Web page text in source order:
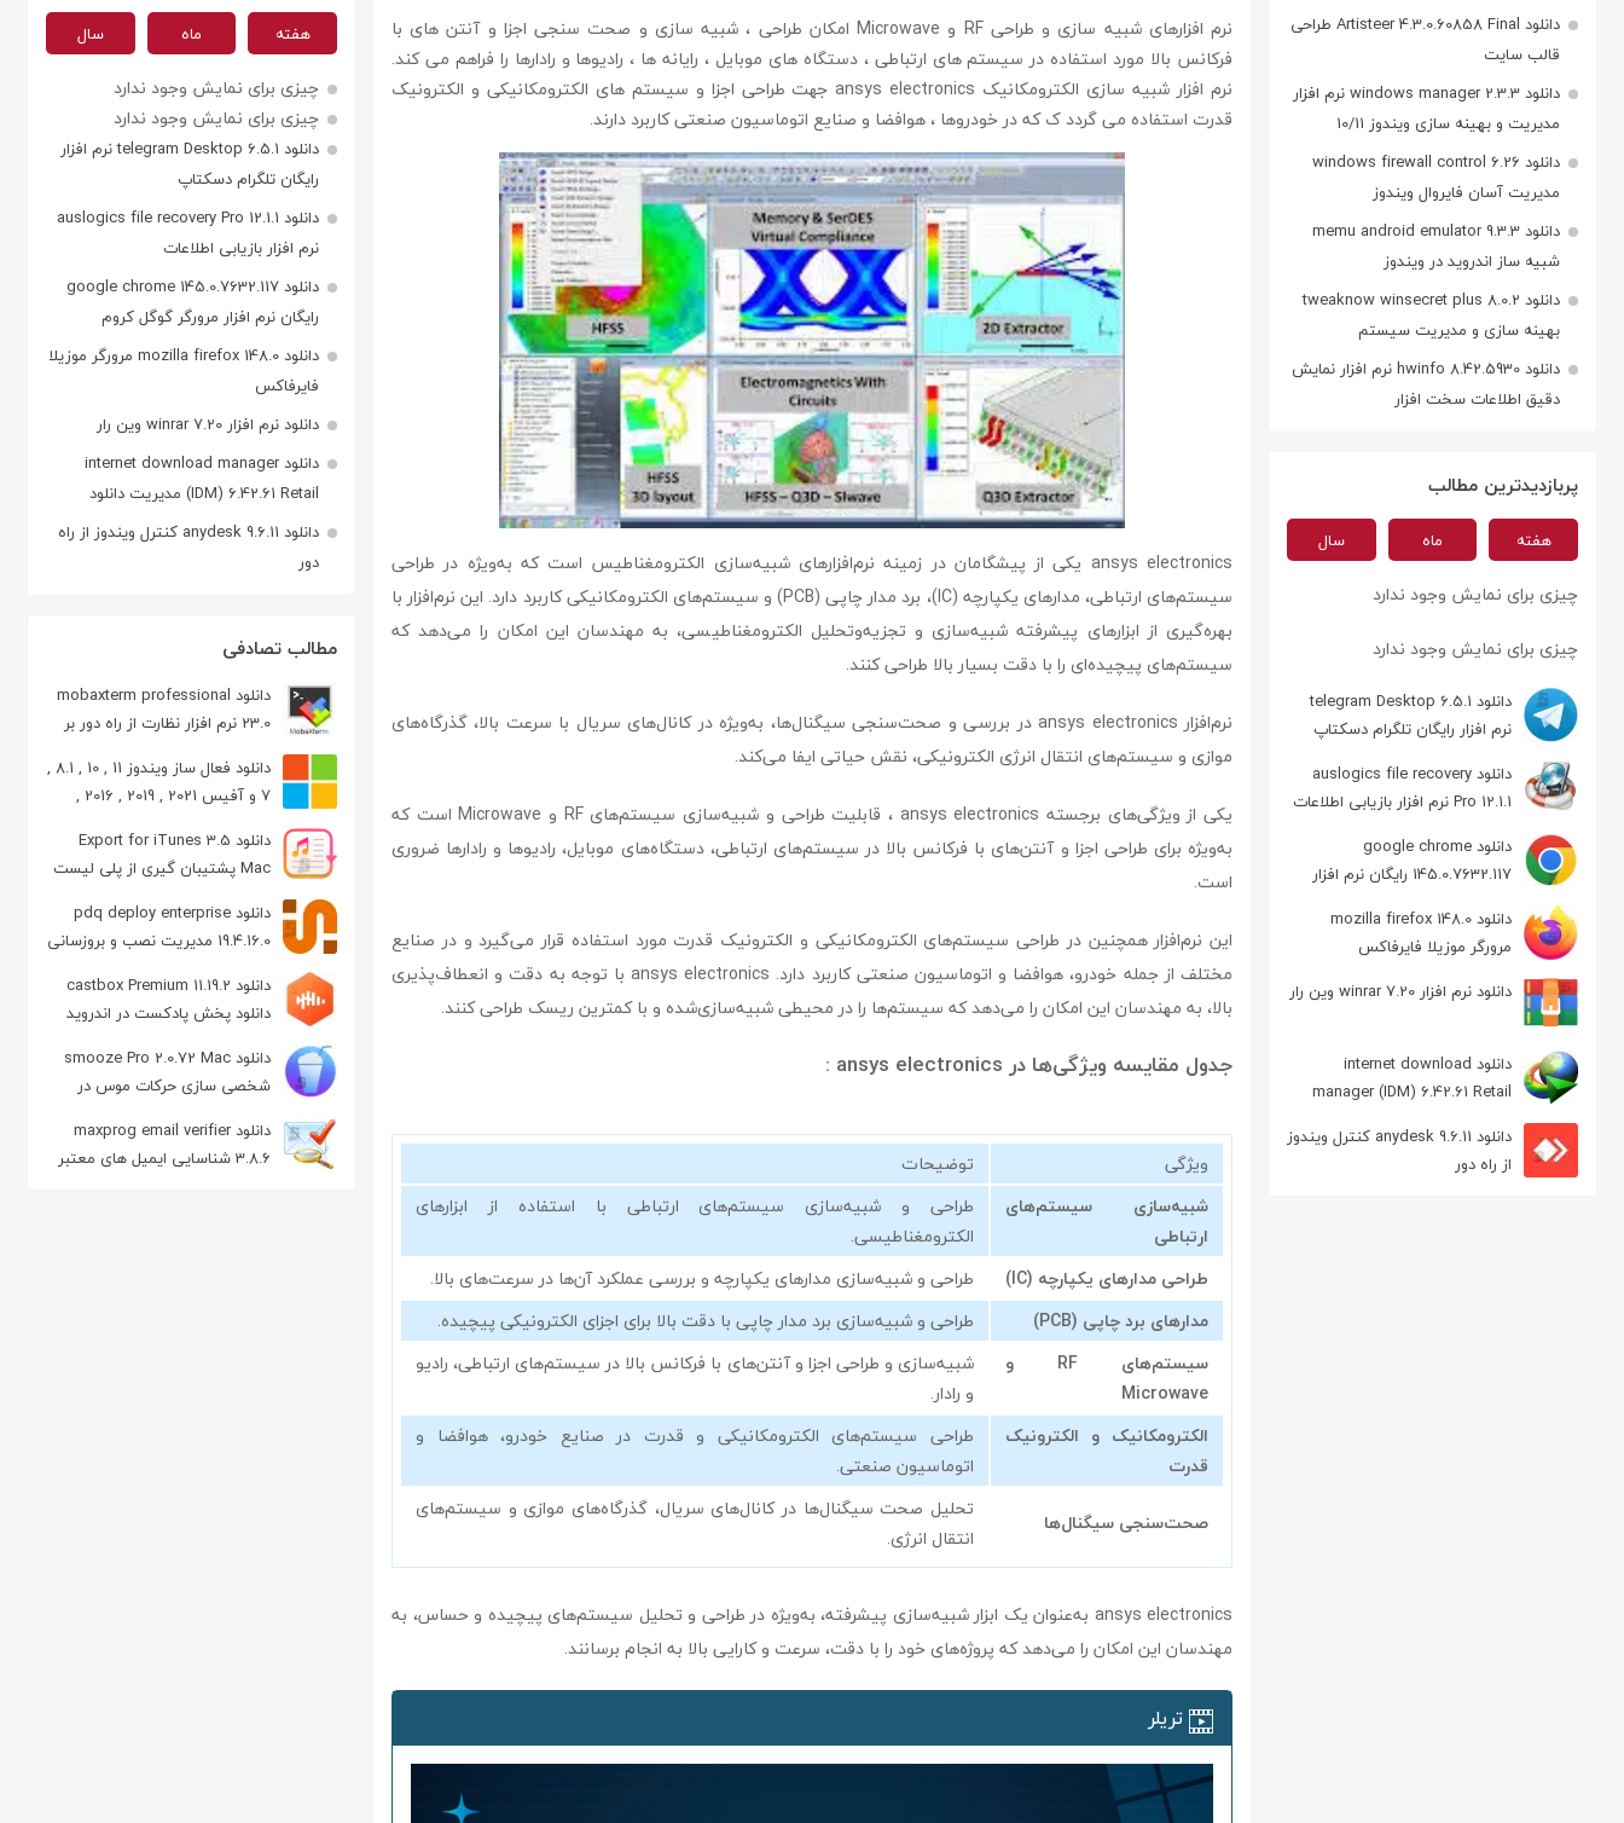
دانلود Artisteer 4.3.0.60858 Final طراحی
قالب سایت
دانلود windows manager 2.3.3 نرم افزار
مدیریت و بهینه سازی ویندوز 10/11
دانلود windows firewall control 6.26
مدیریت آسان فایروال ویندوز
دانلود memu android emulator 9.3.3
شبیه ساز اندروید در ویندوز
دانلود tweaknow winsecret plus 8.0.2
بهینه سازی و مدیریت سیستم
دانلود hwinfo 8.42.5930 نرم افزار نمایش
دقیق اطلاعات سخت افزار
پربازدیدترین مطالب
هفته ماه سال
چیزی برای نمایش وجود ندارد
چیزی برای نمایش وجود ندارد
دانلود telegram Desktop 6.5.1
نرم افزار رایگان تلگرام دسکتاپ
دانلود auslogics file recovery
Pro 12.1.1 نرم افزار بازیابی اطلاعات
دانلود google chrome
145.0.7632.117 رایگان نرم افزار
مرورگر گوگل کروم
دانلود mozilla firefox 148.0
مرورگر موزیلا فایرفاکس
دانلود نرم افزار winrar 7.20 وین رار
دانلود internet download
manager (IDM) 6.42.61 Retail
مدیریت دانلود
دانلود anydesk 9.6.11 کنترل ویندوز
از راه دور
نرم افزارهای شبیه سازی و طراحی RF و Microwave امکان طراحی ، شبیه سازی و صحت سنجی اجزا و آنتن های با
فرکانس بالا مورد استفاده در سیستم های ارتباطی ، دستگاه های موبایل ، رایانه ها ، رادیوها و رادارها را فراهم می کند.
نرم افزار شبیه سازی الکترومکانیک ansys electronics جهت طراحی اجزا و سیستم های الکترومکانیکی و الکترونیک
قدرت استفاده می گردد ک که در خودروها ، هوافضا و صنایع اتوماسیون صنعتی کاربرد دارند.
ansys electronics یکی از پیشگامان در زمینه نرم‌افزارهای شبیه‌سازی الکترومغناطیس است که به‌ویژه در طراحی
سیستم‌های ارتباطی، مدارهای یکپارچه (IC)، برد مدار چاپی (PCB) و سیستم‌های الکترومکانیکی کاربرد دارد. این نرم‌افزار با
بهره‌گیری از ابزارهای پیشرفته شبیه‌سازی و تجزیه‌وتحلیل الکترومغناطیسی، به مهندسان این امکان را می‌دهد که
سیستم‌های پیچیده‌ای را با دقت بسیار بالا طراحی کنند.
نرم‌افزار ansys electronics در بررسی و صحت‌سنجی سیگنال‌ها، به‌ویژه در کانال‌های سریال با سرعت بالا، گذرگاه‌های
موازی و سیستم‌های انتقال انرژی الکترونیکی، نقش حیاتی ایفا می‌کند.
یکی از ویژگی‌های برجسته ansys electronics ، قابلیت طراحی و شبیه‌سازی سیستم‌های RF و Microwave است که
به‌ویژه برای طراحی اجزا و آنتن‌های با فرکانس بالا در سیستم‌های ارتباطی، دستگاه‌های موبایل، رادیوها و رادارها ضروری
است.
این نرم‌افزار همچنین در طراحی سیستم‌های الکترومکانیکی و الکترونیک قدرت مورد استفاده قرار می‌گیرد و در صنایع
مختلف از جمله خودرو، هوافضا و اتوماسیون صنعتی کاربرد دارد. ansys electronics با توجه به دقت و انعطاف‌پذیری
بالا، به مهندسان این امکان را می‌دهد که سیستم‌ها را در محیطی شبیه‌سازی‌شده و با کمترین ریسک طراحی کنند.
جدول مقایسه ویژگی‌ها در ansys electronics :
ویژگی
توضیحات
شبیه‌سازی سیستم‌های
ارتباطی
طراحی و شبیه‌سازی سیستم‌های ارتباطی با استفاده از ابزارهای
الکترومغناطیسی.
طراحی مدارهای یکپارچه (IC)
طراحی و شبیه‌سازی مدارهای یکپارچه و بررسی عملکرد آن‌ها در سرعت‌های بالا.
مدارهای برد چاپی (PCB)
طراحی و شبیه‌سازی برد مدار چاپی با دقت بالا برای اجزای الکترونیکی پیچیده.
سیستم‌های RF و
Microwave
شبیه‌سازی و طراحی اجزا و آنتن‌های با فرکانس بالا در سیستم‌های ارتباطی، رادیو
و رادار.
الکترومکانیک و الکترونیک
قدرت
طراحی سیستم‌های الکترومکانیکی و قدرت در صنایع خودرو، هوافضا و
اتوماسیون صنعتی.
صحت‌سنجی سیگنال‌ها
تحلیل صحت سیگنال‌ها در کانال‌های سریال، گذرگاه‌های موازی و سیستم‌های
انتقال انرژی.
ansys electronics به‌عنوان یک ابزار شبیه‌سازی پیشرفته، به‌ویژه در طراحی و تحلیل سیستم‌های پیچیده و حساس، به
مهندسان این امکان را می‌دهد که پروژه‌های خود را با دقت، سرعت و کارایی بالا به انجام برسانند.
تریلر
هفته ماه سال
چیزی برای نمایش وجود ندارد
چیزی برای نمایش وجود ندارد
دانلود telegram Desktop 6.5.1 نرم افزار
رایگان تلگرام دسکتاپ
دانلود auslogics file recovery Pro 12.1.1
نرم افزار بازیابی اطلاعات
دانلود google chrome 145.0.7632.117
رایگان نرم افزار مرورگر گوگل کروم
دانلود mozilla firefox 148.0 مرورگر موزیلا
فایرفاکس
دانلود نرم افزار winrar 7.20 وین رار
دانلود internet download manager
(IDM) 6.42.61 Retail مدیریت دانلود
دانلود anydesk 9.6.11 کنترل ویندوز از راه
دور
مطالب تصادفی
دانلود mobaxterm professional
23.0 نرم افزار نظارت از راه دور بر
روی کامپیوترهای شبکه
دانلود فعال ساز ویندوز 11 , 10 , 8.1 ,
7 و آفیس 2021 , 2019 , 2016 ,
2013 , 2010
دانلود Export for iTunes 3.5
Mac پشتیبان گیری از پلی لیست
آهنگ ها در آیتونز
دانلود pdq deploy enterprise
19.4.16.0 مدیریت نصب و بروزسانی
سیستم تحت شبکه
دانلود castbox Premium 11.19.2
دانلود پخش پادکست در اندروید
دانلود smooze Pro 2.0.72 Mac
شخصی‌ سازی حرکات موس در
مکینتاش
دانلود maxprog email verifier
3.8.6 شناسایی ایمیل های معتبر